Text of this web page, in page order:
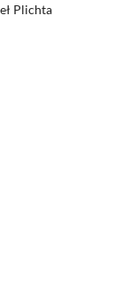
Plichta